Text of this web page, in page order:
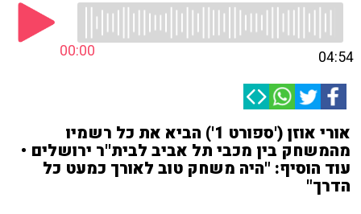
00:00 04:54
אורי אוזן ('ספורט 1') הביא את כל רשמיו
מהמשחק בין מכבי תל אביב לבית''ר ירושלים •
עוד הוסיף: "היה משחק טוב לאורך כמעט כל
הדרך"